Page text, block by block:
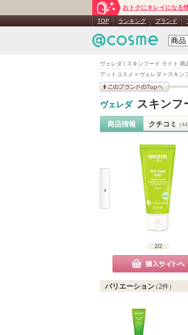
ヴェレダ / スキンフード ライト 商
アットコスメ > ヴェレダ > スキン
おトクにキレイになる
TOP ランキング ブランド
このブランドの情報を
見る
ヴェレダ スキンフ
商品情報 クチコミ
2/2
購入サイトへ
バリエーション（2件）